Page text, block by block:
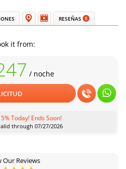
RESEÑAS 8
it from:
/ noche
Today! Ends Soon!
through 07/27/2026
Our Reviews